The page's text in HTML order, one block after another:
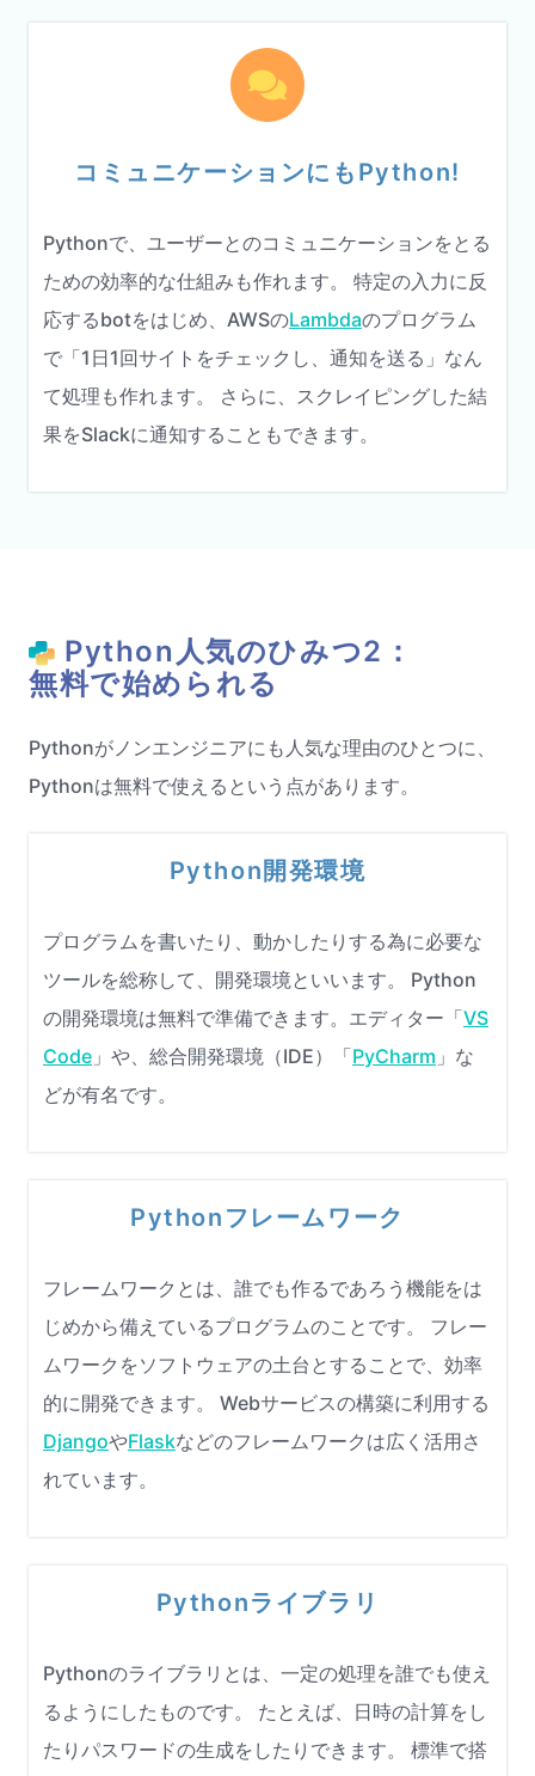
コミュニケーションにもPython!
Pythonで、ユーザーとのコミュニケーションをとる
ための効率的な仕組みも作れます。 特定の入力に反
応するbotをはじめ、AWSのLambdaのプログラム
で「1日1回サイトをチェックし、通知を送る」なん
て処理も作れます。 さらに、スクレイピングした結
果をSlackに通知することもできます。
Python人気のひみつ2：
無料で始められる
Pythonがノンエンジニアにも人気な理由のひとつに、
Pythonは無料で使えるという点があります。
Python開発環境
プログラムを書いたり、動かしたりする為に必要な
ツールを総称して、開発環境といいます。 Python
の開発環境は無料で準備できます。エディター「VS
Code 」や、総合開発環境（IDE）「PyCharm 」な
どが有名です。
Pythonフレームワーク
フレームワークとは、誰でも作るであろう機能をは
じめから備えているプログラムのことです。 フレー
ムワークをソフトウェアの土台とすることで、効率
的に開発できます。 Webサービスの構築に利用する
DjangoやFlaskなどのフレームワークは広く活用さ
れています。
Pythonライブラリ
Pythonのライブラリとは、一定の処理を誰でも使え
るようにしたものです。 たとえば、日時の計算をし
たりパスワードの生成をしたりできます。 標準で搭